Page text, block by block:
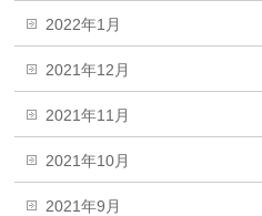
2022年1月
2021年12月
2021年11月
2021年10月
2021年9月